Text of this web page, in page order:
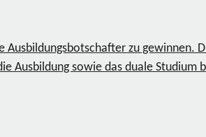
zu gewinnen.
Ausbildung sowie das duale Studium